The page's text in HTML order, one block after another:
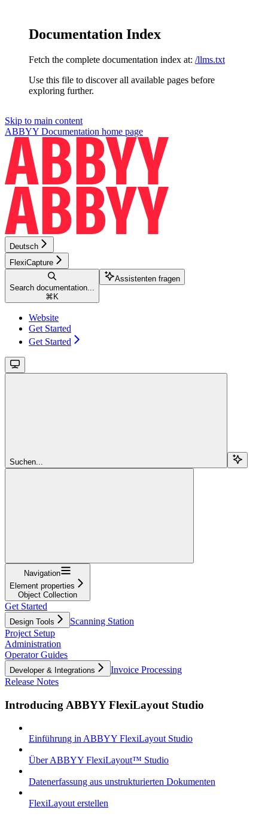
Documentation Index
Fetch the complete documentation index at: /llms.txt
Use this file to discover all available pages before
exploring further.
Skip to main content
ABBYY Documentation home page
Deutsch
FlexiCapture
Search documentation...
⌘ K
Assistenten fragen
Website
Get Started
Get Started
Suchen...
Navigation
Element properties
Object Collection
Get Started
Design Tools
Scanning Station
Project Setup
Administration
Operator Guides
Developer & Integrations
Invoice Processing
Release Notes
Introducing ABBYY FlexiLayout Studio
Einführung in ABBYY FlexiLayout Studio
Über ABBYY FlexiLayout™ Studio
Datenerfassung aus unstrukturierten Dokumenten
FlexiLayout erstellen